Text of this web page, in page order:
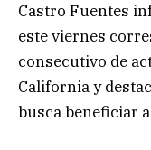
Castro Fuentes
este viernes
consecutivo de
California y
busca beneficiar